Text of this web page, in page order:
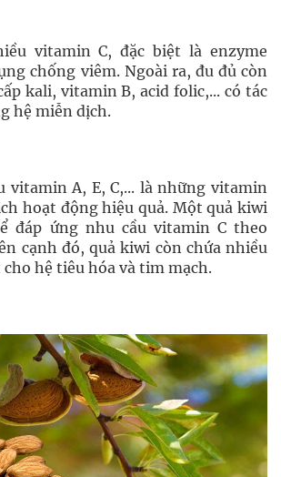
vitamin C, đặc biệt là enzyme
chống viêm. Ngoài ra, đu đủ còn
kali, vitamin B, acid folic,... có tác
hệ miễn dịch.
vitamin A, E, C,... là những vitamin
hoạt động hiệu quả. Một quả kiwi
đáp ứng nhu cầu vitamin C theo
cạnh đó, quả kiwi còn chứa nhiều
hệ tiêu hóa và tim mạch.